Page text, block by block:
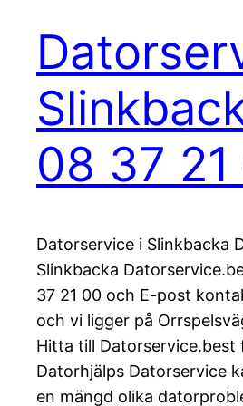
08 37
Datorservice i Slinkbacka
Slinkbacka
37 21 00 och E-post
och vi ligger på
Hitta till Datorservice.best
Datorhjälps Datorservice
en mängd olika